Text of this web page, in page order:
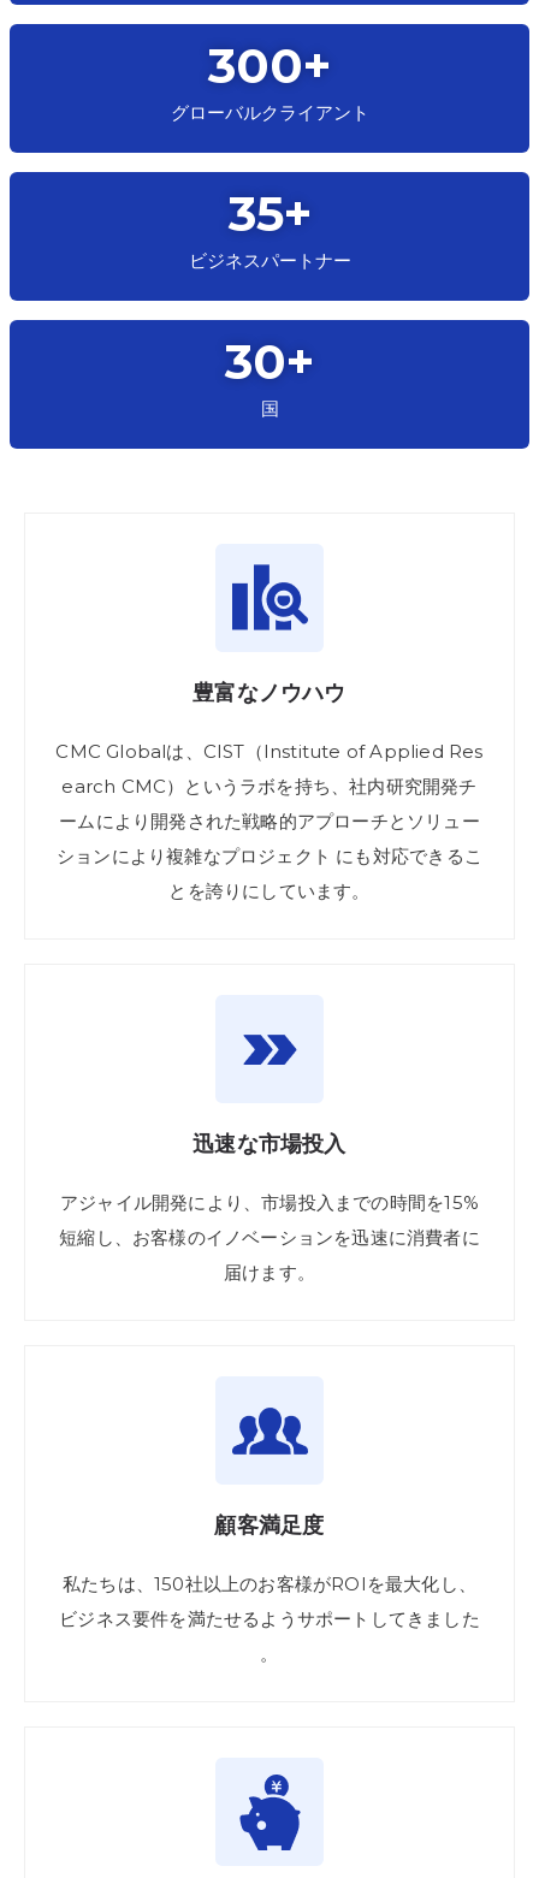
300+
グローバルクライアント
35+
ビジネスパートナー
30+
国
豊富なノウハウ
CMC Globalは、 CIST（Institute of Applied Res
earch CMC） という ラボを持ち、社内研究開発チ
ームにより 開発 された戦略的アプローチと ソリュー
ションにより複雑なプロジェクト にも対応できる こ
とを誇りに しています。
迅速な市場投入
アジャイル開発により、市場投入 までの時間を15%
短縮し、 お客様のイノベーションを迅速に消費者に
届けます。
顧客満足度
私たちは、 150社以上のお客様がROIを最大化し、
ビジネス要件を満たせるよう サポート してきました
。